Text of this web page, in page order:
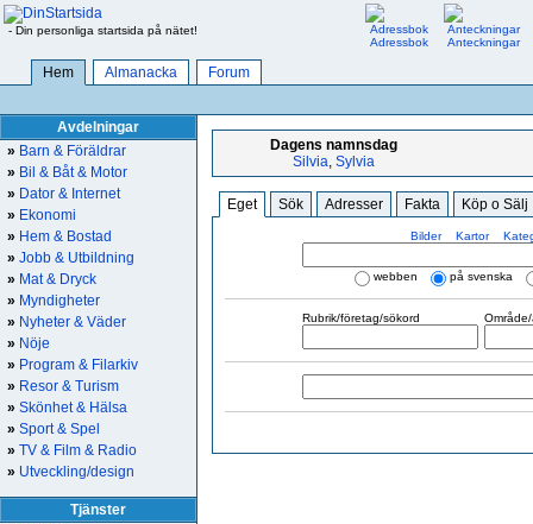
- Din personliga startsida på nätet!
Adressbok
Anteckningar
Hem Almanacka Forum
Avdelningar
» Barn & Föräldrar
» Bil & Båt & Motor
» Dator & Internet
» Ekonomi
» Hem & Bostad
» Jobb & Utbildning
» Mat & Dryck
» Myndigheter
» Nyheter & Väder
» Nöje
» Program & Filarkiv
» Resor & Turism
» Skönhet & Hälsa
» Sport & Spel
» TV & Film & Radio
» Utveckling/design
Tjänster
Dagens namnsdag
Silvia, Sylvia
Eget Sök Adresser Fakta Köp o Sälj
Bilder Kartor
webben på svenska
Rubrik/företag/sökord